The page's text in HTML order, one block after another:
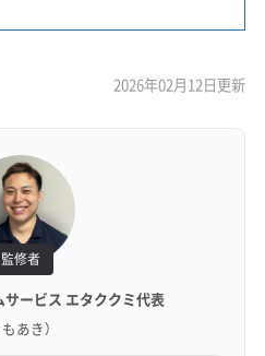
2026年02月12日更新
監修者
ービス エタククミ代表
あき）